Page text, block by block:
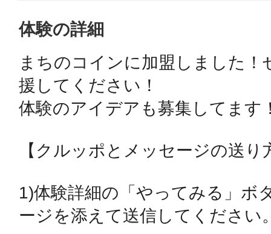
URLをコピー
体験の詳細
まちのコインに加盟しました
援してください！
体験のアイデアも募集してます
【クルッポとメッセージの送り
1)体験詳細の「やってみる」ボ
ージを添えて送信してください